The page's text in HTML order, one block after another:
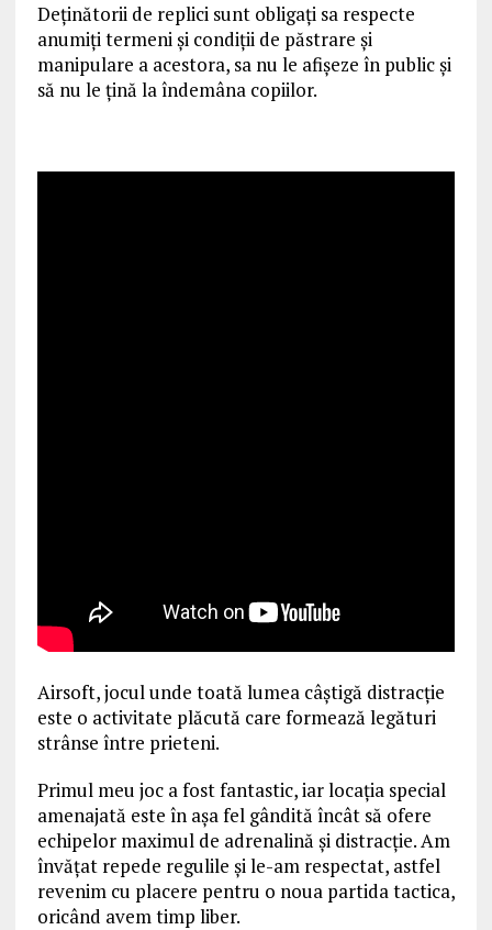
Deținătorii de replici sunt obligați sa respecte
anumiți termeni și condiții de păstrare și
manipulare a acestora, sa nu le afișeze în public și
să nu le ţină la îndemâna copiilor.
Airsoft, jocul unde toată lumea câștigă distracție
este o activitate plăcută care formează legături
strânse între prieteni.
Primul meu joc a fost fantastic, iar locația special
amenajată este în aşa fel gândită încât să ofere
echipelor maximul de adrenalină și distracție. Am
învățat repede regulile și le-am respectat, astfel
revenim cu placere pentru o noua partida tactica,
oricând avem timp liber.